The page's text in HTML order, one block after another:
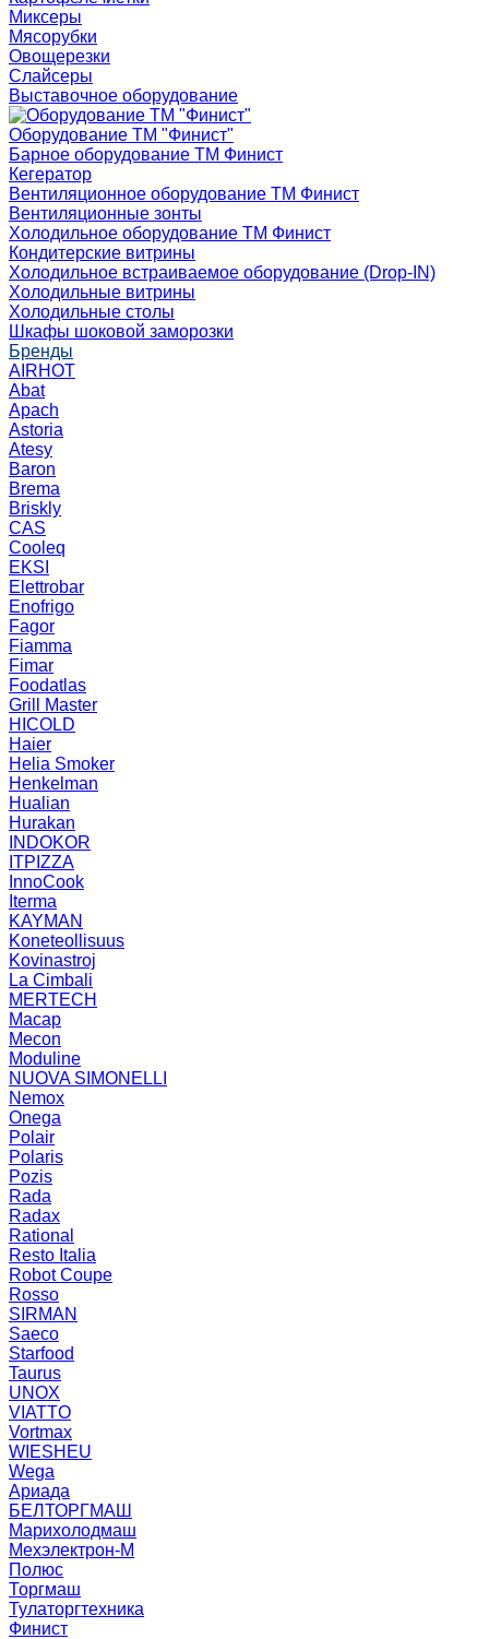
Миксеры
Мясорубки
Овощерезки
Слайсеры
Выставочное оборудование
Оборудование ТМ "Финист"
Барное оборудование ТМ Финист
Кегератор
Вентиляционное оборудование ТМ Финист
Вентиляционные зонты
Холодильное оборудование ТМ Финист
Кондитерские витрины
Холодильное встраиваемое оборудование (Drop-IN)
Холодильные витрины
Холодильные столы
Шкафы шоковой заморозки
Бренды
AIRHOT
Abat
Apach
Astoria
Atesy
Baron
Brema
Briskly
CAS
Cooleq
EKSI
Elettrobar
Enofrigo
Fagor
Fiamma
Fimar
Foodatlas
Grill Master
HICOLD
Haier
Helia Smoker
Henkelman
Hualian
Hurakan
INDOKOR
ITPIZZA
InnoCook
Iterma
KAYMAN
Koneteollisuus
Kovinastroj
La Cimbali
MERTECH
Macap
Mecon
Moduline
NUOVA SIMONELLI
Nemox
Onega
Polair
Polaris
Pozis
Rada
Radax
Rational
Resto Italia
Robot Coupe
Rosso
SIRMAN
Saeco
Starfood
Taurus
UNOX
VIATTO
Vortmax
WIESHEU
Wega
Ариада
БЕЛТОРГМАШ
Марихолодмаш
Мехэлектрон-М
Полюс
Торгмаш
Тулаторгтехника
Финист